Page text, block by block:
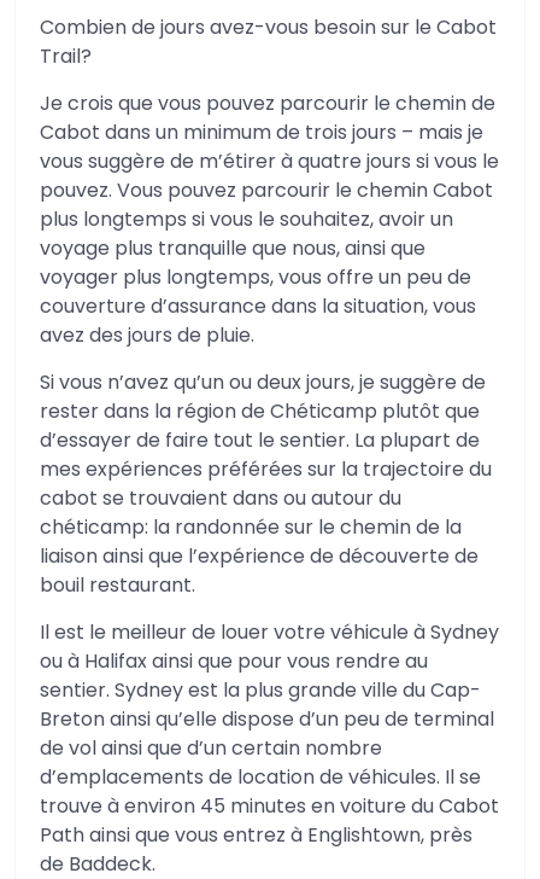
Combien de jours avez-vous besoin sur le Cabot
Trail?
Je crois que vous pouvez parcourir le chemin de
Cabot dans un minimum de trois jours – mais je
vous suggère de m’étirer à quatre jours si vous le
pouvez. Vous pouvez parcourir le chemin Cabot
plus longtemps si vous le souhaitez, avoir un
voyage plus tranquille que nous, ainsi que
voyager plus longtemps, vous offre un peu de
couverture d’assurance dans la situation, vous
avez des jours de pluie.
Si vous n’avez qu’un ou deux jours, je suggère de
rester dans la région de Chéticamp plutôt que
d’essayer de faire tout le sentier. La plupart de
mes expériences préférées sur la trajectoire du
cabot se trouvaient dans ou autour du
chéticamp: la randonnée sur le chemin de la
liaison ainsi que l’expérience de découverte de
bouil restaurant.
Il est le meilleur de louer votre véhicule à Sydney
ou à Halifax ainsi que pour vous rendre au
sentier. Sydney est la plus grande ville du Cap-
Breton ainsi qu’elle dispose d’un peu de terminal
de vol ainsi que d’un certain nombre
d’emplacements de location de véhicules. Il se
trouve à environ 45 minutes en voiture du Cabot
Path ainsi que vous entrez à Englishtown, près
de Baddeck.